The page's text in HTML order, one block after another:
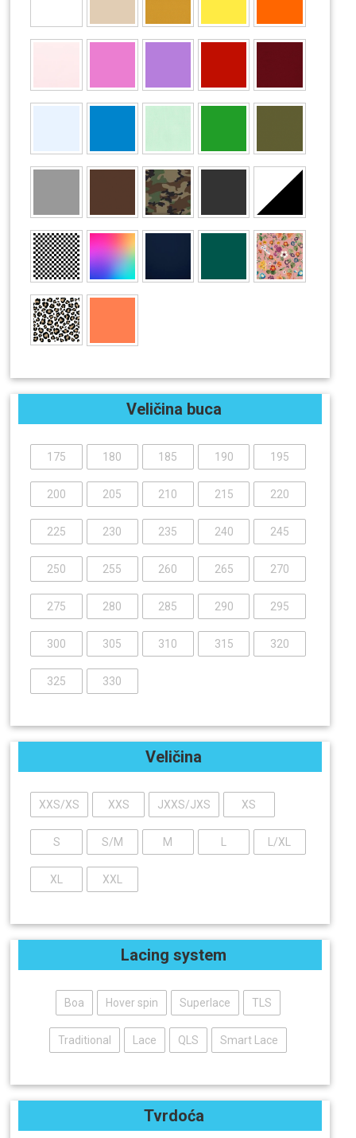
Veličina buca
175 180 185 190 195
200 205 210 215 220
225 230 235 240 245
250 255 260 265 270
275 280 285 290 295
300 305 310 315 320
325 330
Veličina
XXS/XS XXS JXXS/JXS XS
S S/M M L/XL
XL XXL
Lacing system
Boa Hover spin Superlace TLS
Traditional Lace QLS Smart Lace
Tvrdoća